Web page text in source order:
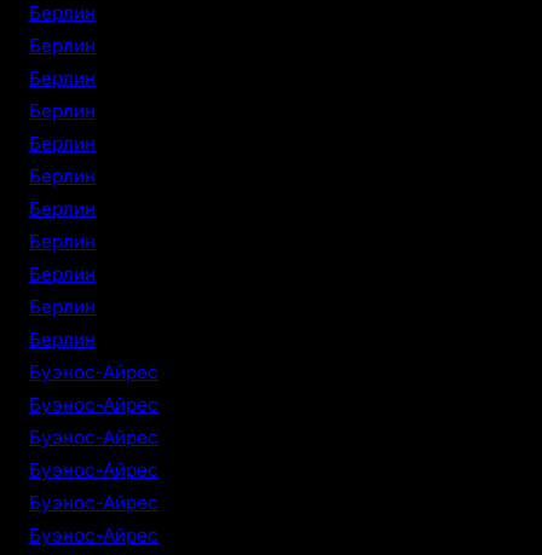
Берлин
Берлин
Берлин
Берлин
Берлин
Берлин
Берлин
Берлин
Берлин
Берлин
Берлин
Буэнос-Айрес
Буэнос-Айрес
Буэнос-Айрес
Буэнос-Айрес
Буэнос-Айрес
Буэнос-Айрес